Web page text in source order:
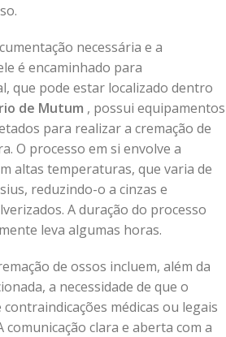
necessária e a
é encaminhado para
que pode estar localizado dentro
de Mutum , possui equipamentos
para realizar a cremação de
O processo em si envolve a
altas temperaturas, que varia de
reduzindo-o a cinzas e
A duração do processo
leva algumas horas.
de ossos incluem, além da
a necessidade de que o
médicas ou legais
clara e aberta com a